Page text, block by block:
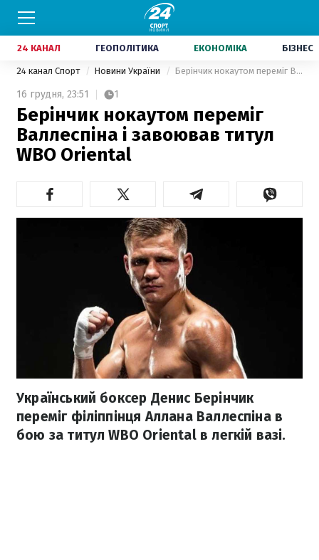
24 КАНАЛ ГЕОПОЛІТИКА ЕКОНОМІКА БІЗНЕС
24 канал Спорт Новини України Берінчик нокаутом переміг Валлеспіна і завоював титул WBO Oriental
16 грудня, 23:51 1
Берінчик нокаутом переміг
Валлеспіна і завоював титул
WBO Oriental
Український боксер Денис Берінчик
переміг філіппінця Аллана Валлеспіна в
бою за титул WBO Oriental в легкій вазі.